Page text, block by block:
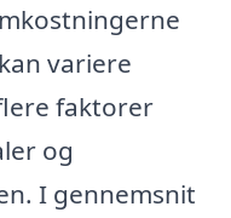
variere
faktorer
og
I gennemsnit